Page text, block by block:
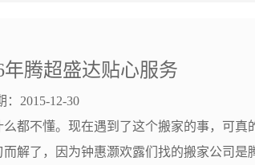
年腾超盛达贴心服务
：2015-12-30
不懂。现在遇到了这个搬家的事，可真
解了，因为钟惠灏欢露们找的搬家公司是